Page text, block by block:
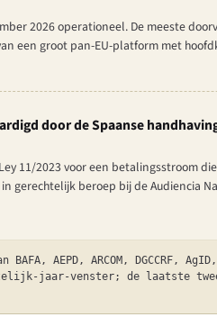
2026 operationeel. De meeste
een groot pan-EU-platform met
door de Spaanse
11/2023 voor een betalingsstroom
gerechtelijk beroep bij de Audiencia
AEPD, ARCOM, DGCCRF,
jaar-venster; de laatste